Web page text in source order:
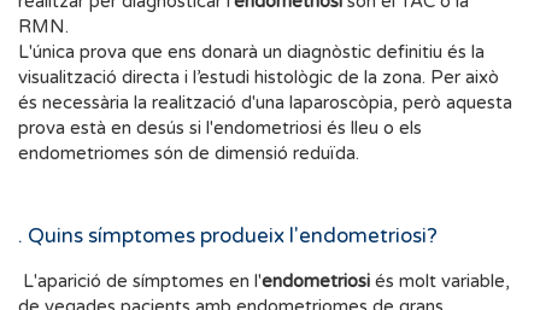
RMN.
L'única prova que ens donarà un diagnòstic definitiu és la
visualització directa i l’estudi histològic de la zona. Per això
és necessària la realització d'una laparoscòpia, però aquesta
prova està en desús si l'endometriosi és lleu o els
endometriomes són de dimensió reduïda.
. Quins símptomes produeix l'endometriosi?
L'aparició de símptomes en l'endometriosi és molt variable,